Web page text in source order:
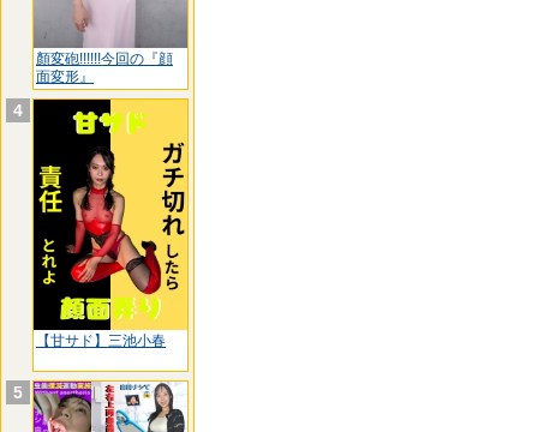
顏変砲!!!!!!今回の『顔
面変形』
4
【甘サド】三池小春
5